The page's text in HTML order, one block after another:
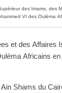
des Imams, des
VI des Ouléma
et des Affaires
Africains en
Shams du